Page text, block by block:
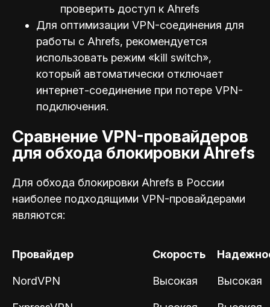
проверить доступ к Ahrefs
Для оптимизации VPN-соединения для
работы с Ahrefs, рекомендуется
использовать режим «kill switch»,
который автоматически отключает
интернет-соединение при потере VPN-
подключения.
Сравнение VPN-провайдеров
для обхода блокировки Ahrefs
Для обхода блокировки Ahrefs в России
наиболее подходящими VPN-провайдерами
являются:
Провайдер Скорость
NordVPN Высокая Высокая